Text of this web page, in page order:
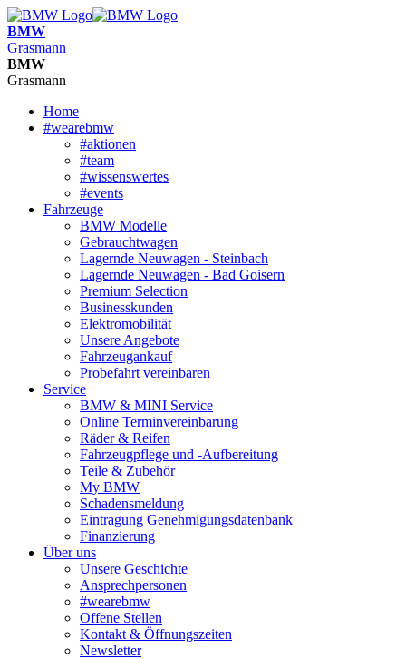
BMW
Grasmann
BMW
Grasmann
Home
#wearebmw
#aktionen
#team
#wissenswertes
#events
Fahrzeuge
BMW Modelle
Gebrauchtwagen
Lagernde Neuwagen - Steinbach
Lagernde Neuwagen - Bad Goisern
Premium Selection
Businesskunden
Elektromobilität
Unsere Angebote
Fahrzeugankauf
Probefahrt vereinbaren
Service
BMW & MINI Service
Online Terminvereinbarung
Räder & Reifen
Fahrzeugpflege und -Aufbereitung
Teile & Zubehör
My BMW
Schadensmeldung
Eintragung Genehmigungsdatenbank
Finanzierung
Über uns
Unsere Geschichte
Ansprechpersonen
#wearebmw
Offene Stellen
Kontakt & Öffnungszeiten
Newsletter